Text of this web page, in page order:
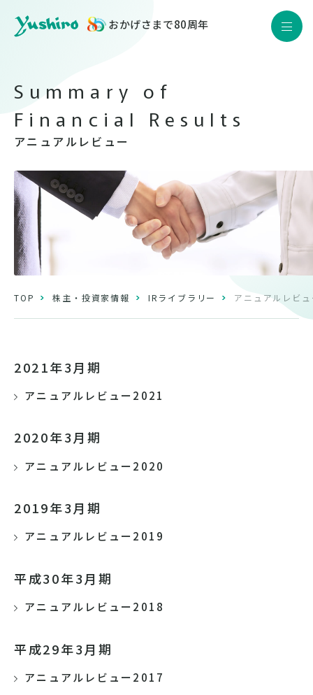
おかげさまで80周年
JP
製品情報
企業情報
株主・投資家情報
採用情報
ニュース
アニュアルレビュー
TOP 株主・投資家情報 IRライブラリー アニュアルレビ
2021年3月期
アニュアルレビュー2021
2020年3月期
アニュアルレビュー2020
2019年3月期
アニュアルレビュー2019
平成30年3月期
アニュアルレビュー2018
平成29年3月期
アニュアルレビュー2017